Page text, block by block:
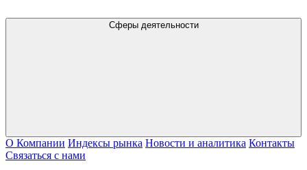
Сферы деятельности
О Компании Индексы рынка Новости и аналитика Контакты
Связаться с нами